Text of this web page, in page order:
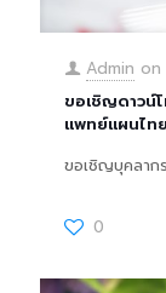
Admin on
ขอเชิญดาวน์
แพทย์แผนไทย
ขอเชิญบุคลาก
0